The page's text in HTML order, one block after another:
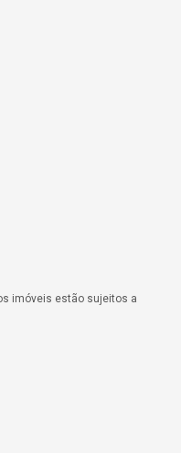
imóveis estão sujeitos a